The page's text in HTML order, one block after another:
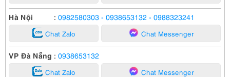
Hà Nội : 0982580303 - 0938653132 - 0988323241
Chat Zalo Chat Messenger
VP Đà Nẵng : 0938653132
Chat Zalo Chat Messenger